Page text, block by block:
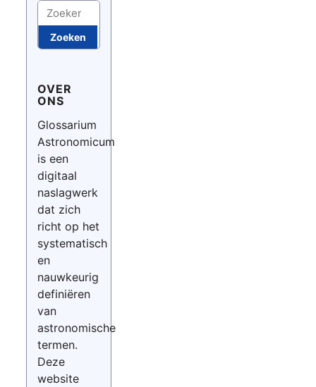
Zoeken
Zoeken
OVER
ONS
Glossarium
Astronomicum
is een
digitaal
naslagwerk
dat zich
richt op het
systematisch
en
nauwkeurig
definiëren
van
astronomische
termen.
Deze
website